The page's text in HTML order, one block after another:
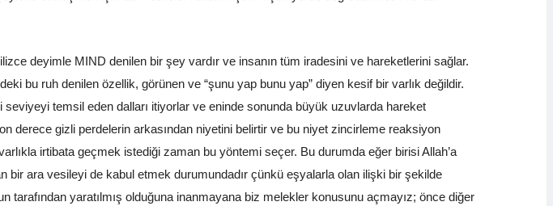
deyimle MIND denilen bir şey vardır ve insanın tüm iradesini ve hareketlerini sağlar.
bu ruh denilen özellik, görünen ve “şunu yap bunu yap” diyen kesif bir varlık değildir.
temsil eden dalları itiyorlar ve eninde sonunda büyük uzuvlarda hareket
derece gizli perdelerin arkasından niyetini belirtir ve bu niyet zincirleme reaksiyon
irtibata geçmek istediği zaman bu yöntemi seçer. Bu durumda eğer birisi Allah’a
bir ara vesileyi de kabul etmek durumundadır çünkü eşyalarla olan ilişki bir şekilde
tarafından yaratılmış olduğuna inanmayana biz melekler konusunu açmayız; önce diğer